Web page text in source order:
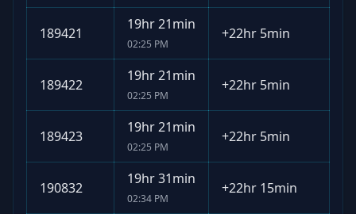
189421
19hr 21min
02:25 PM
+22hr 5min
189422
19hr 21min
02:25 PM
+22hr 5min
189423
19hr 21min
02:25 PM
+22hr 5min
190832
19hr 31min
02:34 PM
+22hr 15min